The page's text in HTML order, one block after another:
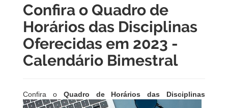
Confira o Quadro de
Horários das Disciplinas
Oferecidas em 2023 -
Calendário Bimestral
Confira oQuadro de Horários das Disciplinas